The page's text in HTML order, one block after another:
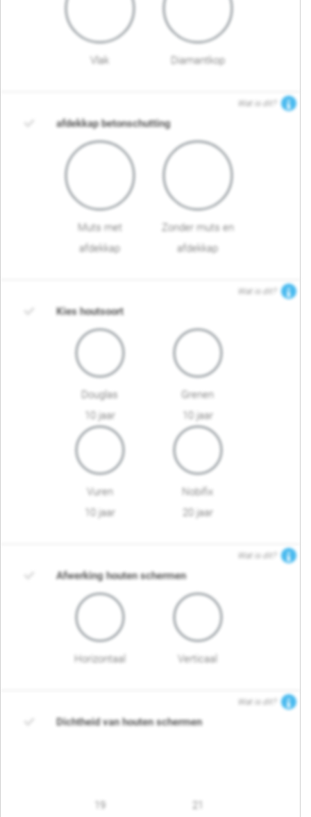
Vlak Diamantkop
Wat is dit?
afdekkap betonschutting
Muts met
afdekkap
Zonder muts en
afdekkap
Wat is dit?
Kies houtsoort
Douglas
10 jaar
Grenen
10 jaar
Vuren
10 jaar
Nobifix
20 jaar
Wat is dit?
Afwerking houten schermen
Horizontaal Verticaal
Wat is dit?
Dichtheid van houten schermen
19